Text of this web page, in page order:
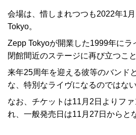
会場は、惜しまれつつも2022年1
Tokyo。
Zepp Tokyoが開業した1999年にラ
閉館間近のステージに再び立つこと
来年25周年を迎える彼等のバンド
な、特別なライヴになるのではな
なお、チケットは11月2日よりフ
れ、一般発売日は11月27日からと